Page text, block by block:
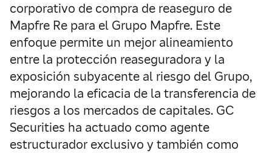
corporativo de compra de reaseguro de
Mapfre Re para el Grupo Mapfre. Este
enfoque permite un mejor alineamiento
entre la protección reaseguradora y la
exposición subyacente al riesgo del Grupo,
mejorando la eficacia de la transferencia de
riesgos a los mercados de capitales. GC
Securities ha actuado como agente
estructurador exclusivo y también como